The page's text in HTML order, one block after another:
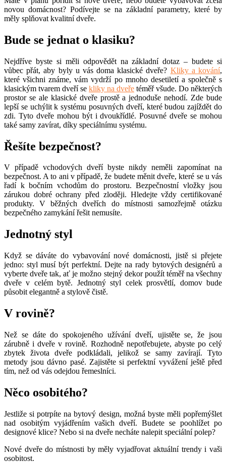
novou domácnost? Podívejte se na základní parametry, které by
měly splňovat kvalitní dveře.
Bude se jednat o klasiku?
Nejdříve byste si měli odpovědět na základní dotaz – budete si
vůbec přát, aby byly u vás doma klasické dveře? Kliky a kování,
které všichni známe, vám vydrží po mnoho desetiletí a společně s
klasickým tvarem dveří se kliky na dveře téměř všude. Do některých
prostor se ale klasické dveře prostě a jednoduše nehodí. Zde bude
lepší se uchýlit k systému posuvných dveří, které budou zajíždět do
zdi. Tyto dveře mohou být i dvoukřídlé. Posuvné dveře se mohou
také samy zavírat, díky speciálnímu systému.
Řešíte bezpečnost?
V případě vchodových dveří byste nikdy neměli zapomínat na
bezpečnost. A to ani v případě, že budete měnit dveře, které se u vás
řadí k bočním vchodům do prostoru. Bezpečnostní vložky jsou
zárukou dobré ochrany před zloději. Hledejte vždy certifikované
produkty. V běžných dveřích do místnosti samozřejmě otázku
bezpečného zamykání řešit nemusíte.
Jednotný styl
Když se dáváte do vybavování nové domácnosti, jistě si přejete
jedno: styl musí být perfektní. Dejte na rady bytových designérů a
vyberte dveře tak, ať je možno stejný dekor použít téměř na všechny
dveře v celém bytě. Jednotný styl celek prosvětlí, domov bude
působit elegantně a stylově čistě.
V rovině?
Než se dáte do spokojeného užívání dveří, ujistěte se, že jsou
zárubně i dveře v rovině. Rozhodně nepotřebujete, abyste po celý
zbytek života dveře podkládali, jelikož se samy zavírají. Tyto
metody jsou dávno pasé. Zajistěte si perfektní vyvážení ještě před
tím, než od vás odejdou řemeslníci.
Něco osobitého?
Jestliže si potrpíte na bytový design, možná byste měli popřemýšlet
nad osobitým vyjádřením vašich dveří. Budete se poohlížet po
designové klice? Nebo si na dveře necháte nalepit speciální polep?
Nové dveře do místnosti by měly vyjadřovat aktuální trendy i vaši
osobitost.